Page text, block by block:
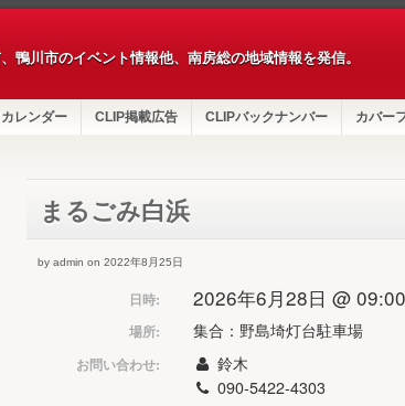
鴨川市のイベント情報他、南房総の地域情報を発信。
レンダー CLIP掲載広告 CLIPバックナンバー カバー
まるごみ白浜
by admin on 2022年8月25日
日時: 2026年6月28日 @
場所: 集合：野島埼灯台駐車場
お問い合わせ:
鈴木
090-5422-4303